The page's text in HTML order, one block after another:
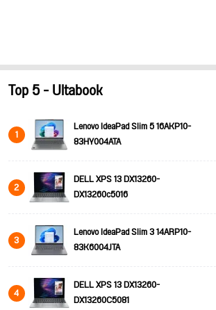
Top 5 - Ultabook
1
Lenovo IdeaPad Slim 5 16AKP10-
83HY004ATA
2
DELL XPS 13 DX13260-
DX13260c5016
3
Lenovo IdeaPad Slim 3 14ARP10-
83K6004JTA
4
DELL XPS 13 DX13260-
DX13260C5081